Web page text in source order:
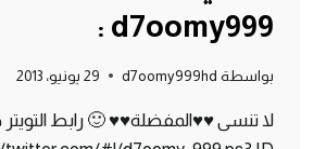
: d7oomy999
بواسطة d7oomy999hd 29 يونيو، 2013
لا تنسى ♥♥المفضلة♥♥ 🙂 رابط